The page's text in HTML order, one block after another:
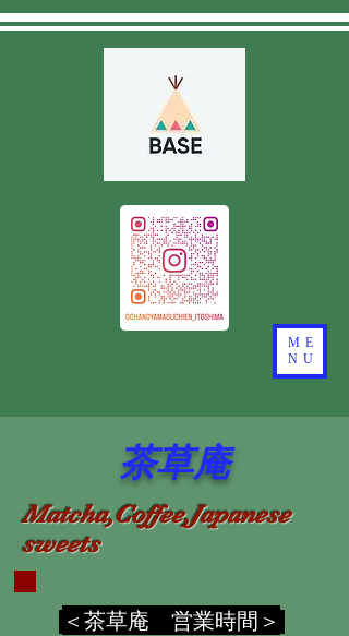
ME
NU
茶草庵
Matcha,Coffee,Japanese
sweets
＜茶草庵 営業時間＞